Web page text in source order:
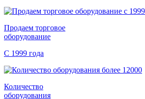
Продаем торговое
оборудование
С 1999 года
Количество
оборудования